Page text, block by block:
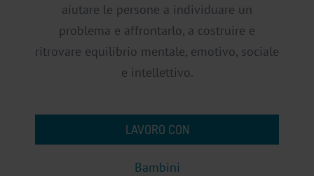
aiutare le persone a individuare un
problema e affrontarlo, a costruire e
ritrovare equilibrio mentale, emotivo, sociale
e intellettivo.
LAVORO CON
Bambini